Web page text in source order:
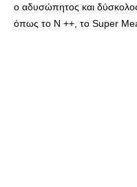
ο αδυσώπητος και δύσκολος
όπως το N ++, το Super